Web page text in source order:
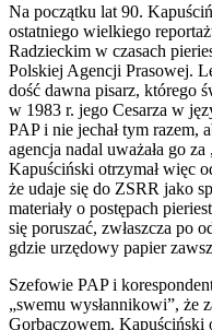
Na początku lat 90.
ostatniego wielkiego
Radzieckim w czasach
Polskiej Agencji Prasowej.
dość dawna pisarz, którego
w 1983 r. jego Cesarza w
PAP i nie jechał tym razem,
agencja nadal uważała go
Kapuściński otrzymał więc
że udaje się do ZSRR jako
materiały o postępach
się poruszać, zwłaszcza po
gdzie urzędowy papier
Szefowie PAP i
„swemu wysłannikowi”, że
Gorbaczowem.